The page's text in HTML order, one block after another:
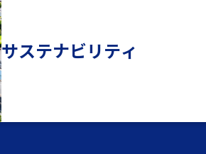
サステナビリティ